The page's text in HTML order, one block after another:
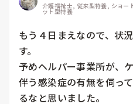
介護福祉士, 従来型特養, ショー
ット型特養
もう４日まえなので、状
す。
予めヘルパー事業所が、
伴う感染症の有無を伺っ
るなと思いました。